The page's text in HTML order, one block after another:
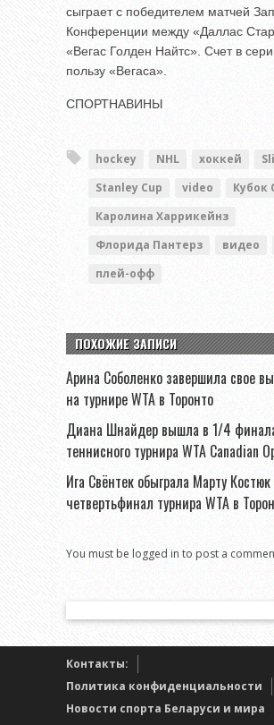
сыграет с победителем матчей
Конференции между «Даллас
«Вегас Голден Найтс». Счет в
пользу «Вегаса».
СПОРТНАВИНЫ
hockey NHL хоккей
Stanley Cup
video
Кубок
Каролина Харрикейнз
Флорида Пантерз
видео
плей-офф
ПОХОЖИЕ ЗАПИСИ
Арина Соболенко завершила свое
на турнире WTA в Торонто
Диана Шнайдер вышла в 1/4
теннисного турнира WTA Canadian
Ига Свёнтек обыграла Марту
четвертьфинал турнира WTA в
You must be logged in to post a
Контакты:
Политика конфиденциальности
Новости спорта Беларуси и мира